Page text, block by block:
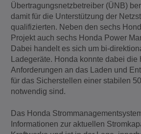
Übertragungsnetzbetreiber (ÜNB)
damit für die Unterstützung der
qualifizierten. Neben den sechs
Projekt auch sechs Honda Power
Dabei handelt es sich um bi-
Ladegeräte. Honda konnte dabei die
Anforderungen an das Laden und
für das Sicherstellen einer stabilen
notwendig sind.
Das Honda
Informationen zur aktuellen